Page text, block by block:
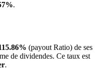
.
(payout Ratio) de ses
de dividendes. Ce taux est
.